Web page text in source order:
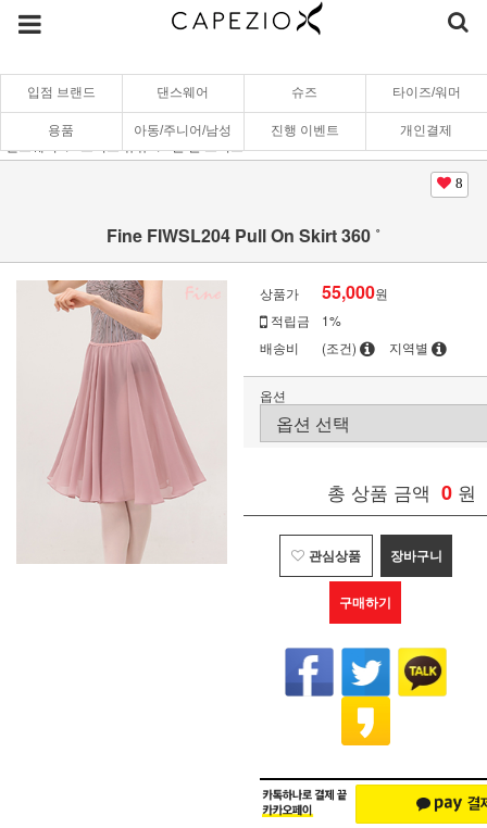
입점 브랜드 댄스웨어 슈즈 타이즈/워머
용품 아동/주니어/남성 진행 이벤트 개인결제
8
Fine FIWSL204 Pull On Skirt 360 ˚
상품가 55,000원
적립금
1%
배송비
(조건) 지역별
옵션
총 상품 금액 0 원
관심상품 장바구니
구매하기